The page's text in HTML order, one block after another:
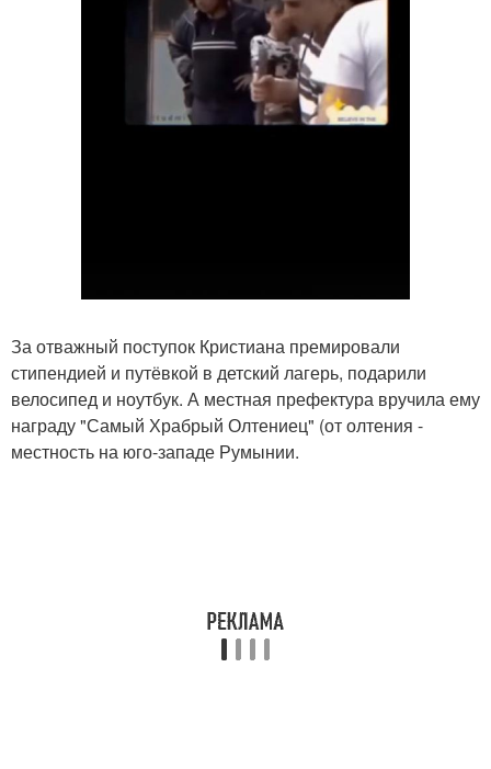
За отважный поступок Кристиана премировали
стипендией и путёвкой в детский лагерь, подарили
велосипед и ноутбук. А местная префектура вручила ему
награду "Самый Храбрый Олтениец" (от олтения -
местность на юго-западе Румынии.